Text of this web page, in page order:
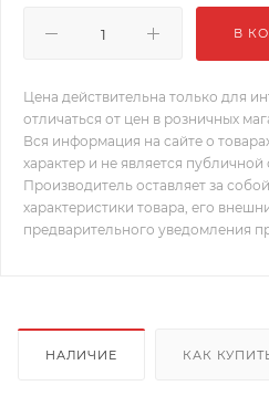
В
Цена действительна только для
отличаться от цен в розничных
Вся информация на сайте о
характер и не является публичной
Производитель оставляет за
характеристики товара, его
предварительного уведомления
НАЛИЧИЕ КАК